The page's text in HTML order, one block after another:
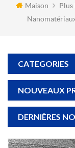
Maison
CATEGORIES
NOUVEAUX
DERNIÈRES